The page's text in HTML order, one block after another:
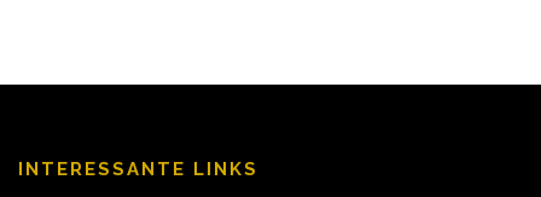
INTERESSANTE LINKS